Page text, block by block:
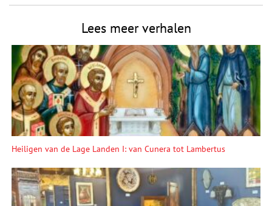
Lees meer verhalen
Heiligen van de Lage Landen I: van Cunera tot Lambertus